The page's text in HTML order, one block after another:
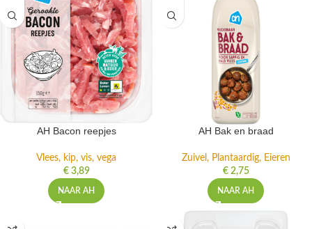
AH Bacon reepjes
Vlees, kip, vis, vega
€3,89
NAAR AH
AH Bak en braad
Zuivel, Plantaardig, Eieren
€2,75
NAAR AH